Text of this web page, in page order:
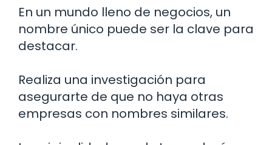
En un mundo lleno de negocios, un
nombre único puede ser la clave para
destacar.
Realiza una investigación para
asegurarte de que no haya otras
empresas con nombres similares.